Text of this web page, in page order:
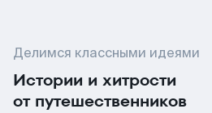
Делимся классными идеями
Истории и хитрости
от путешественников